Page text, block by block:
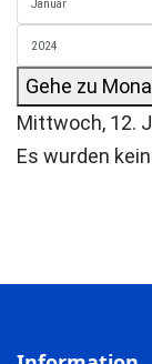
Gehe zu
Mittwoch, 12.
Es wurden